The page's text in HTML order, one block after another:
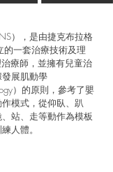
），是由捷克布拉格
的一套治療技術及理
療師，並擁有兒童治
展肌動學
）的原則，參考了嬰
模式，從仰臥、趴
站、走等動作為模板
人體。